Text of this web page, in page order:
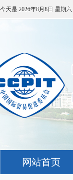
今天是 2026年8月8日 星期六
网站首页